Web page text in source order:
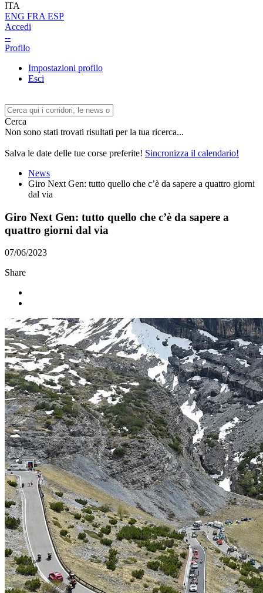
ITA
ENG FRA ESP
Accedi
--
Profilo
Impostazioni profilo
Esci
Cerca
Non sono stati trovati risultati per la tua ricerca...
Salva le date delle tue corse preferite! Sincronizza il calendario!
News
Giro Next Gen: tutto quello che c’è da sapere a quattro giorni
dal via
Giro Next Gen: tutto quello che c’è da sapere a
quattro giorni dal via
07/06/2023
Share